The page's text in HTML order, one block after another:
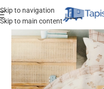
Skip to navigation
Skip to main content